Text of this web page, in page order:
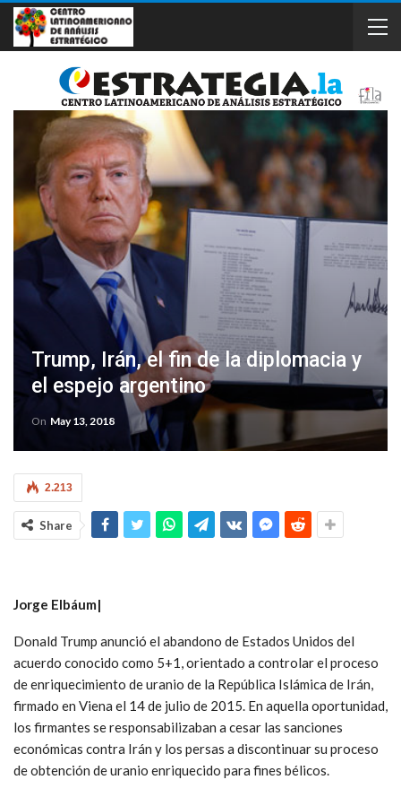
Trump, Irán, el fin de la diplomacia y
el espejo argentino
On May 13, 2018
2.213
Share
Jorge Elbáum|
Donald Trump anunció el abandono de Estados Unidos del
acuerdo conocido como 5+1, orientado a controlar el proceso
de enriquecimiento de uranio de la República Islámica de Irán,
firmado en Viena el 14 de julio de 2015. En aquella oportunidad,
los firmantes se responsabilizaban a cesar las sanciones
económicas contra Irán y los persas a discontinuar su proceso
de obtención de uranio enriquecido para fines bélicos.